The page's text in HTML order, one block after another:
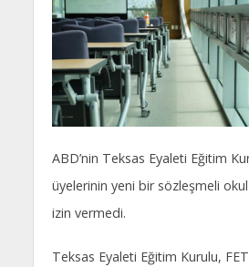
ABD’nin Teksas Eyaleti Eğitim
üyelerinin yeni bir sözleşmeli
izin vermedi.
Teksas Eyaleti Eğitim Kurulu,